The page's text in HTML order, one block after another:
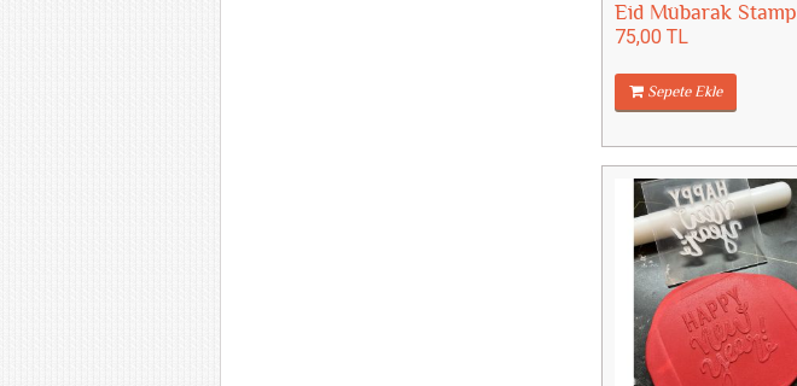
Eid Mübarak Stamp
75,00 TL
Sepete Ekle